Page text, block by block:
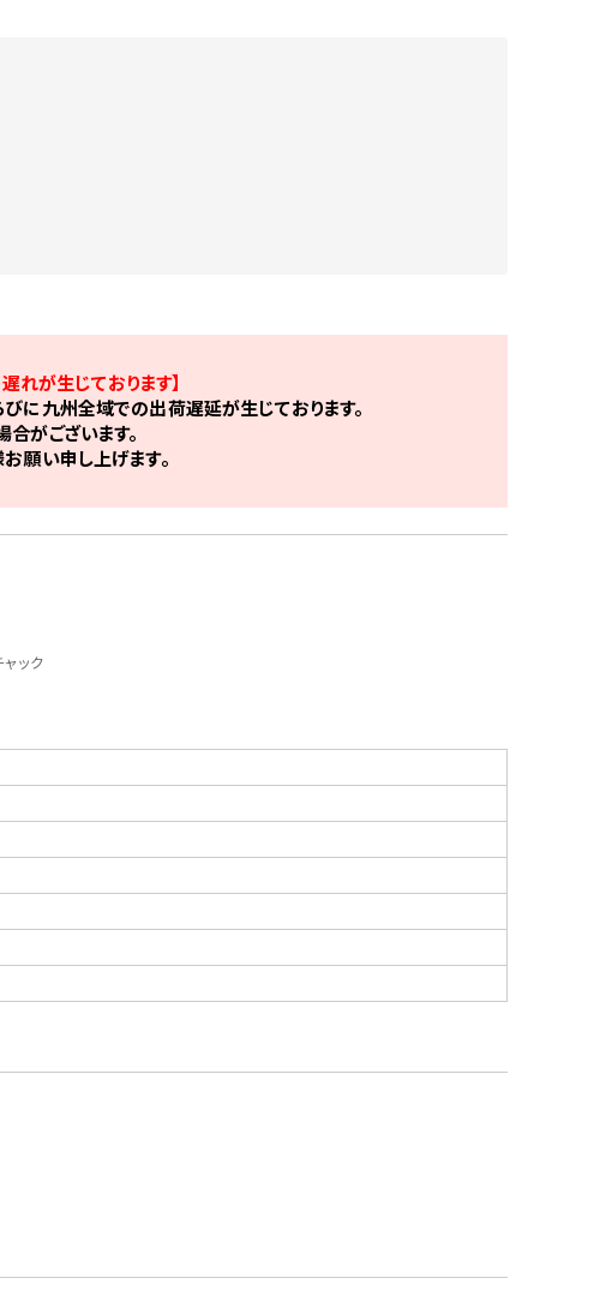
れが生じております】
に九州全域での出荷遅延が生じております。
がございます。
願い申し上げます。
ック